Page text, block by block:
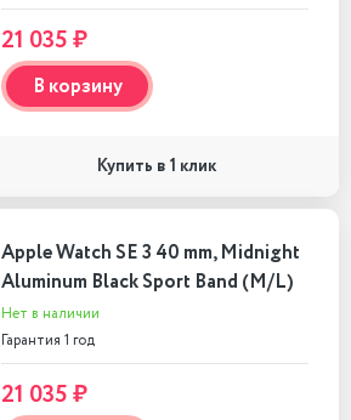
21 035 ₽
В корзину
Купить в 1 клик
Apple Watch SE 3 40 mm, Midnight
Aluminum Black Sport Band (M/L)
Нет в наличии
Гарантия 1 год
21 035 ₽